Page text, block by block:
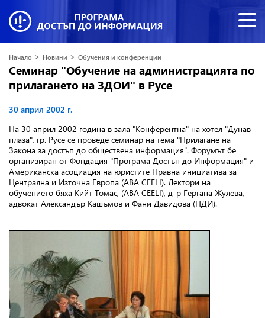
Начало > Новини > Обучения и конференции
Семинар "Обучение на администрацията по
прилагането на ЗДОИ" в Русе
30 април 2002 г.
На 30 април 2002 година в зала "Конферентна" на хотел "Дунав
плаза", гр. Русе се проведе семинар на тема "Прилагане на
Закона за достъп до обществена информация". Форумът бе
организиран от Фондация "Програма Достъп до Информация" и
Американска асоциация на юристите Правна инициатива за
Централна и Източна Европа (ABA CEELI). Лектори на
обучението бяха Кийт Томас, (ABA CEELI), д-р Гергана Жулева,
адвокат Александър Кашъмов и Фани Давидова (ПДИ).